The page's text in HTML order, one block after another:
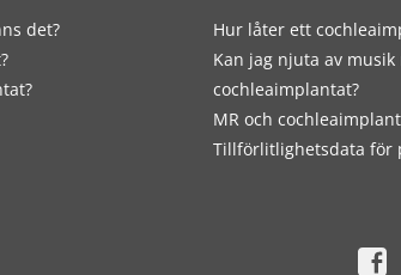
det?
Hur låter ett
Kan jag njuta av
cochleaimplantat?
MR och
Tillförlitlighetsdata för